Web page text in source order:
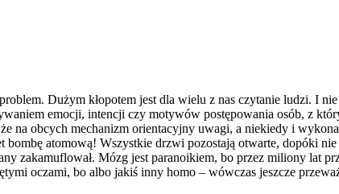
Dużym kłopotem jest dla wielu z nas czytanie ludzi. I
emocji, intencji czy motywów postępowania osób, z
na obcych mechanizm orientacyjny uwagi, a niekiedy i
bombę atomową! Wszystkie drzwi pozostają otwarte, dopóki
zakamuflował. Mózg jest paranoikiem, bo przez miliony lat
oczami, bo albo jakiś inny homo – wówczas jeszcze